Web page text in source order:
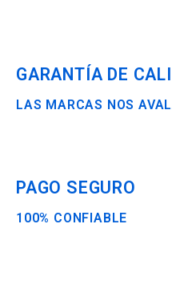
GARANTÍA DE
LAS MARCAS NOS
PAGO SEGURO
100% CONFIABLE